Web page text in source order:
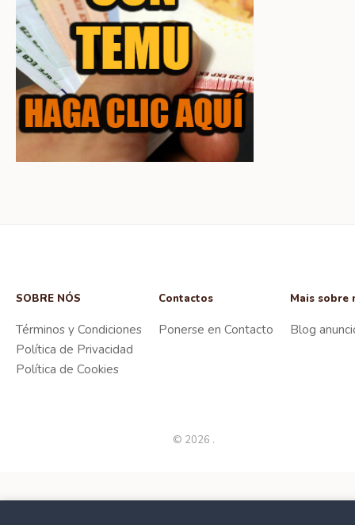
SOBRE NÓS
Términos y Condiciones
Política de Privacidad
Política de Cookies
Contactos
Ponerse en Contacto
Mais sobre
Blog
© 2026 .